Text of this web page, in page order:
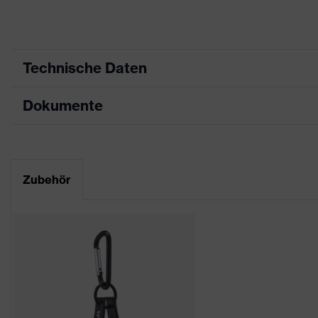
Technische Daten
Produktart
Geschlecht
Beschichtung
Produktschutz
Dokumente
Zubehör